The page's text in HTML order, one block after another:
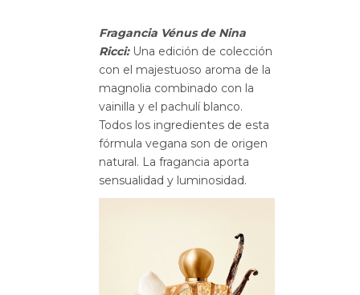
Fragancia Vénus de Nina
Ricci: Una edición de colección
con el majestuoso aroma de la
magnolia combinado con la
vainilla y el pachulí blanco.
Todos los ingredientes de esta
fórmula vegana son de origen
natural. La fragancia aporta
sensualidad y luminosidad.